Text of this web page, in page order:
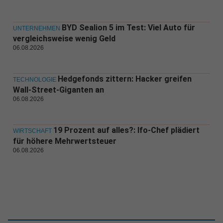
UNTERNEHMEN BYD Sealion 5 im Test: Viel Auto für
vergleichsweise wenig Geld
06.08.2026
TECHNOLOGIE Hedgefonds zittern: Hacker greifen
Wall-Street-Giganten an
06.08.2026
WIRTSCHAFT 19 Prozent auf alles?: Ifo-Chef plädiert
für höhere Mehrwertsteuer
06.08.2026